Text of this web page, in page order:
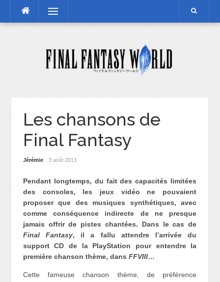
content
Menu
Les chansons de
Final Fantasy
Jérémie 3 août 2013
Pendant longtemps, du fait des capacités limitées
des consoles, les jeux vidéo ne pouvaient
proposer que des musiques synthétiques, avec
comme conséquence indirecte de ne presque
jamais offrir de pistes chantées. Dans le cas de
Final Fantasy, il a fallu attendre l’arrivée du
support CD de la PlayStation pour entendre la
première chanson thème, dans FFVIII…
Cette fameuse chanson thème, de préférence